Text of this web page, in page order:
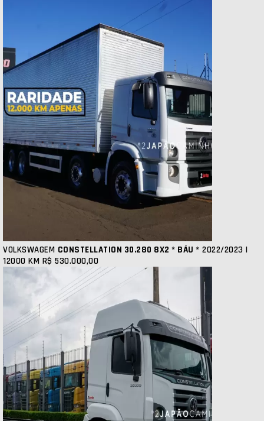
VOLKSWAGEM CONSTELLATION 30.280 8X2 * BÁU * 2022/2023 |
12000 KM R$ 530.000,00